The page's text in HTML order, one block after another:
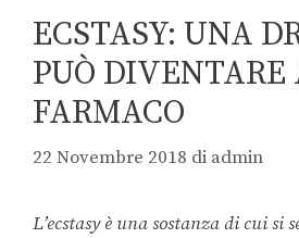
ECSTASY: UNA
PUÒ DIVENTARE
FARMACO
22 Novembre 2018 di admin
L’ecstasy è una sostanza di cui si